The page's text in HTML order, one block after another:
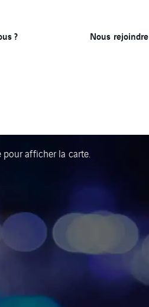
? Nous rejoindre
afficher la carte.